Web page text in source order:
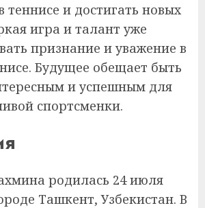
теннисе и достигать новых
игра и талант уже
признание и уважение в
Будущее обещает быть
и успешным для
спортсменки.
родилась 24 июля
Ташкент, Узбекистан. В